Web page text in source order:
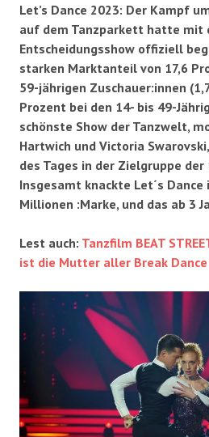
Let’s Dance 2023: Der Kampf
auf dem Tanzparkett hatte mit
Entscheidungsshow offiziell
starken Marktanteil von 17,6
59-jährigen Zuschauer:innen
Prozent bei den 14- bis 49-
schönste Show der Tanzwelt,
Hartwich und Victoria
des Tages in der Zielgruppe der
Insgesamt knackte Let´s
Millionen :Marke, und das ab 3
Lest auch: Tanzfilm BEAT
ist die Mutter aller Break Dance